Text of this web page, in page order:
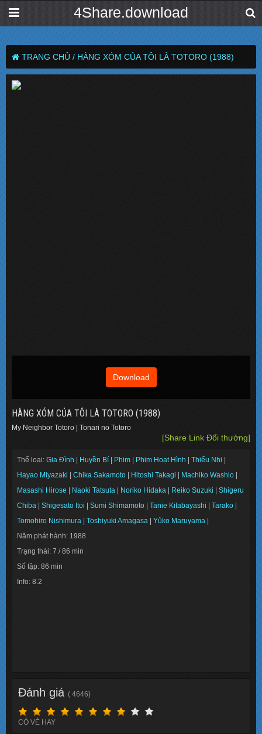
4Share.download
TRANG CHỦ / HÀNG XÓM CỦA TÔI LÀ TOTORO (1988)
Download
HÀNG XÓM CỦA TÔI LÀ TOTORO (1988)
My Neighbor Totoro | Tonari no Totoro
[Share Link Đổi thưởng]
Thể loại: Gia Đình Huyền Bí Phim Phim Hoạt Hình Thiếu Nhi
Hayao Miyazaki
Chika Sakamoto Hitoshi Takagi Machiko Washio
Masashi Hirose
Naoki Tatsuta Noriko Hidaka Reiko Suzuki
Shigeru
Chiba
Shigesato Itoi Sumi Shimamoto Tanie Kitabayashi Tarako
Tomohiro Nishimura
Toshiyuki Amagasa Yûko Maruyama
Năm phát hành: 1988
Trạng thái: 7 / 86 min
Số tập: 86 min
Info: 8.2
Đánh giá ( 4646)
CÓ VẺ HAY